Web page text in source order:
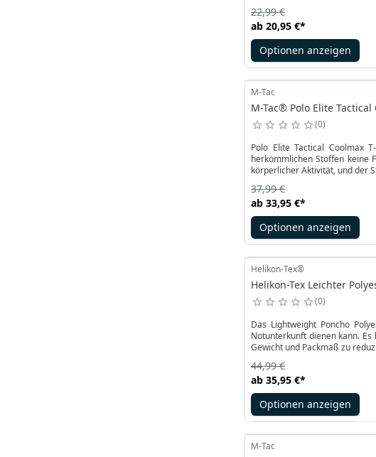
ab 20,95 €*
22,99 €
Optionen anzeigen
M-Tac
M-Tac® Polo Elite
0
Polo Elite Tactical Coolmax
herkömmlichen Stoffen keine
körperlicher Aktivität, und der
ab 33,95 €*
37,99 €
Optionen anzeigen
Helikon-Tex®
Helikon-Tex Leichter
0
Das Lightweight Poncho
Notunterkunft dienen kann.
Gewicht und Packmaß zu
ab 35,95 €*
44,99 €
Optionen anzeigen
M-Tac